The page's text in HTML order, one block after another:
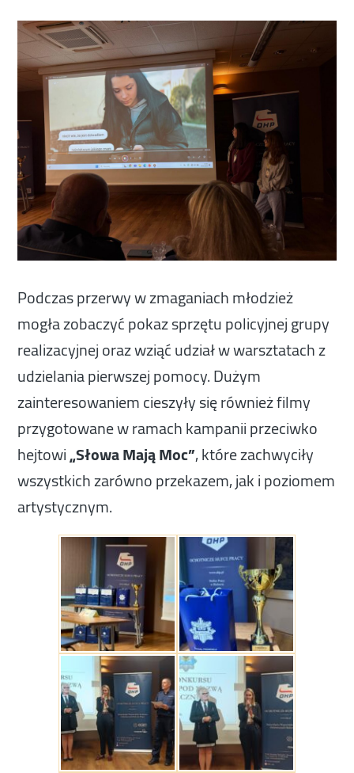
Podczas przerwy w zmaganiach młodzież
mogła zobaczyć pokaz sprzętu policyjnej grupy
realizacyjnej oraz wziąć udział w warsztatach z
udzielania pierwszej pomocy. Dużym
zainteresowaniem cieszyły się również filmy
przygotowane w ramach kampanii przeciwko
hejtowi„Słowa Mają Moc”, które zachwyciły
wszystkich zarówno przekazem, jak i poziomem
artystycznym.